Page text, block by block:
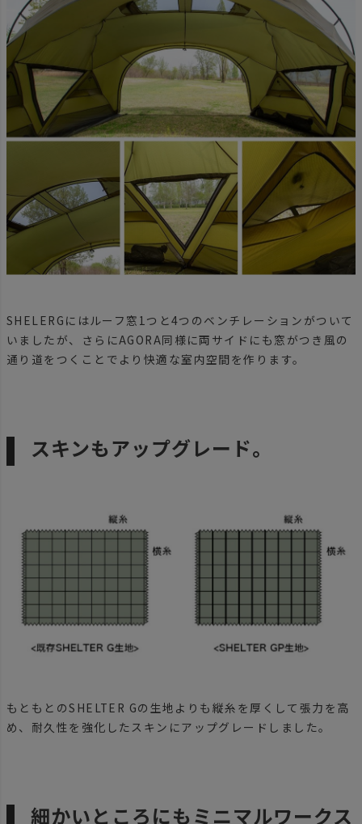
SHELERGにはルーフ窓1つと4つのベンチレーションがついて
いましたが、さらにAGORA同様に両サイドにも窓がつき風の
通り道をつくことでより快適な室内空間を作ります。
スキンもアップグレード。
もともとのSHELTER Gの生地よりも縦糸を厚くして張力を高
め、耐久性を強化したスキンにアップグレードしました。
細かいところにもミニマルワークス